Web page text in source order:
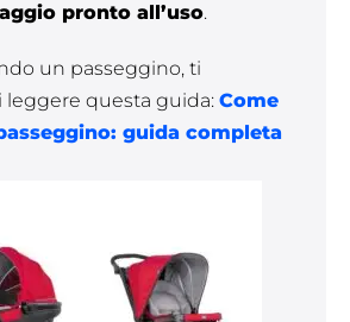
pronto all’uso.
un passeggino, ti
questa guida: Come
guida completa